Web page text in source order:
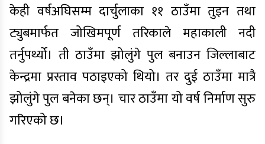
केही वर्षअघिसम्म दार्चुलाका ११ ठाउँमा तुइन तथा
ट्युबमार्फत जोखिमपूर्ण तरिकाले महाकाली नदी
तर्नुपर्थ्यो। ती ठाउँमा झोलुंगे पुल बनाउन जिल्लाबाट
केन्द्रमा प्रस्ताव पठाइएको थियो। तर दुई ठाउँमा मात्रै
झोलुंगे पुल बनेका छन्। चार ठाउँमा यो वर्ष निर्माण सुरु
गरिएको छ।